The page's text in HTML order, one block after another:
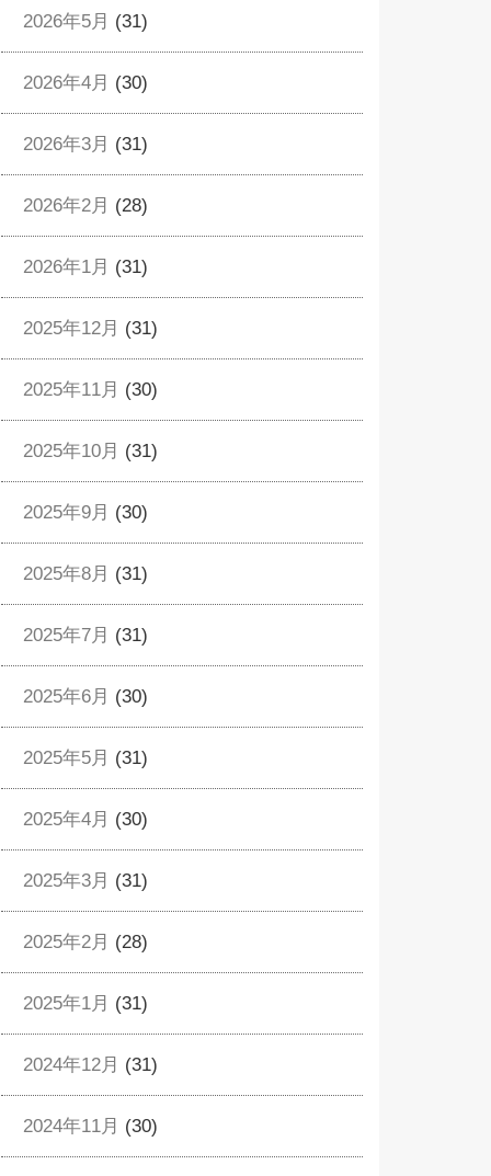
2026年5月 (31)
2026年4月 (30)
2026年3月 (31)
2026年2月 (28)
2026年1月 (31)
2025年12月 (31)
2025年11月 (30)
2025年10月 (31)
2025年9月 (30)
2025年8月 (31)
2025年7月 (31)
2025年6月 (30)
2025年5月 (31)
2025年4月 (30)
2025年3月 (31)
2025年2月 (28)
2025年1月 (31)
2024年12月 (31)
2024年11月 (30)